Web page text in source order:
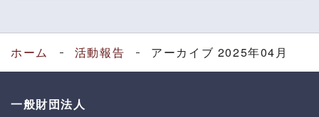
ホーム 活動報告 アーカイブ 2025年04月
一般財団法人